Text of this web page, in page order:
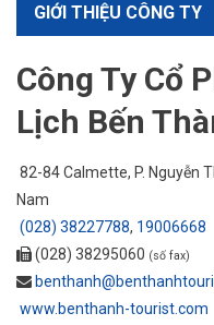
GIỚI THIỆU CÔNG TY
Công Ty Cổ
Lịch Bến
82-84 Calmette, P. Nguyễn
Nam
(028) 38227788, 19006668
(028) 38295060 (số fax)
www.benthanh-tourist.com